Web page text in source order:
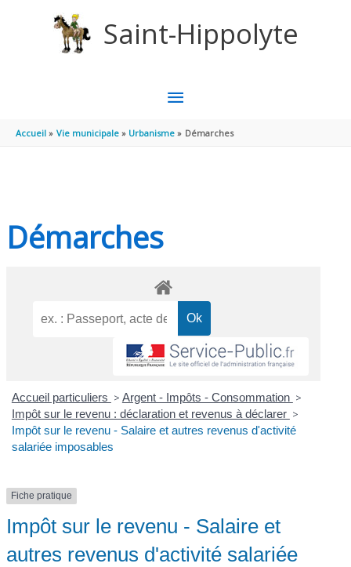
Saint-Hippolyte
MENU
PRINCIPAL
Accueil Vie municipale Urbanisme Démarches
Démarches
Accueil particuliers > Argent - Impôts - Consommation >
Impôt sur le revenu : déclaration et revenus à déclarer >
Impôt sur le revenu - Salaire et autres revenus d'activité
salariée imposables
Fiche pratique
Impôt sur le revenu - Salaire et
autres revenus d'activité salariée